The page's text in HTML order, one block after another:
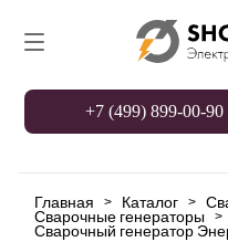
+7 (499) 899-00-90
Главная > Каталог >
Сварочные генераторы >
Сварочный генератор